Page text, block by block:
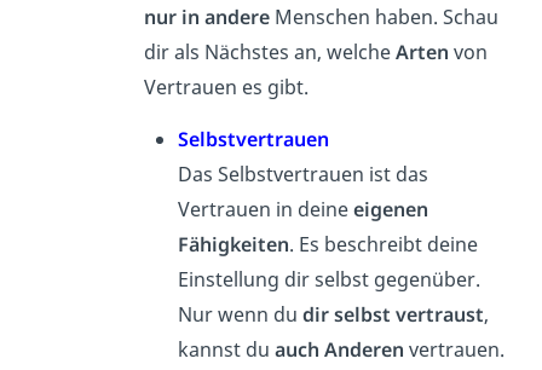
nur in andereMenschen haben. Schau
dir als Nächstes an, welcheArten von
Vertrauen es gibt.
Selbstvertrauen
Das Selbstvertrauen ist das
Vertrauen in deineeigenen
Fähigkeiten. Es beschreibt deine
Einstellung dir selbst gegenüber.
Nur wenn du dir selbst vertraust,
kannst du auch Anderen vertrauen.